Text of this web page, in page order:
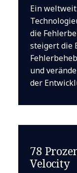
Ein
die
steigert die
und
der
78
Velocity